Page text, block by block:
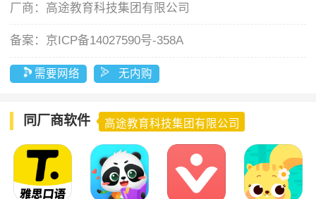
厂商： 高途教育科技集团有限公司
备案： 京ICP备14027590号-358A
需要网络 无内购
同厂商软件 高途教育科技集团有限公司